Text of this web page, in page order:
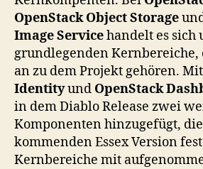
OpenStack Object Storage
Image Servicehandelt es sich
grundlegenden Kernbereiche,
an zu dem Projekt gehören. Mit
Identityund OpenStack
in dem Diablo Release zwei
Komponenten hinzugefügt,
kommenden Essex Version
Kernbereiche mit